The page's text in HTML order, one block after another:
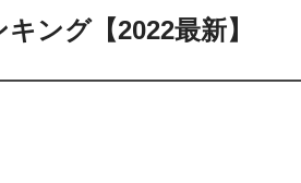
ング【2022最新】